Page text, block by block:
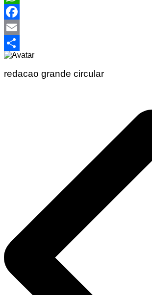
WhatsApp
Facebook
Email
Share
redacao grande circular